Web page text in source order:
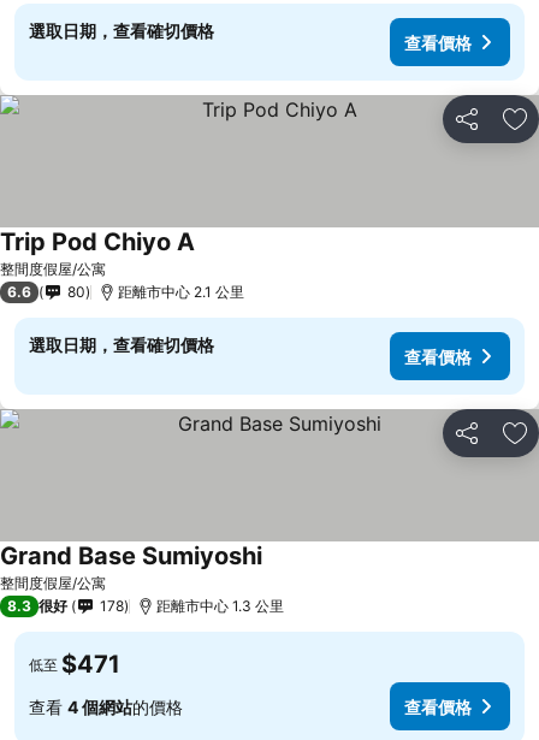
選取日期，查看確切價格
查看價格
分享 放
整間度假屋/公寓
Trip Pod Chiyo A
6.6 80 距離市中心 2.1 公里
選取日期，查看確切價格
查看價格
分享 放
整間度假屋/公寓
Grand Base Sumiyoshi
8.3 很好 178 距離市中心 1.3 公里
低至 $471
查看 4 個網站的價格 查看價格